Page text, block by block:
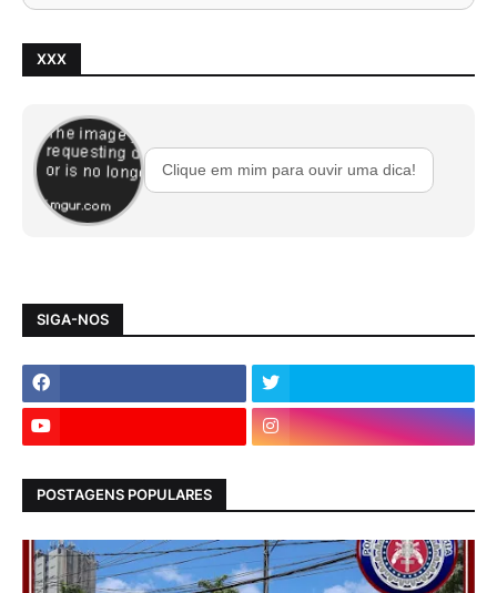
XXX
Clique em mim para ouvir uma dica!
SIGA-NOS
POSTAGENS POPULARES